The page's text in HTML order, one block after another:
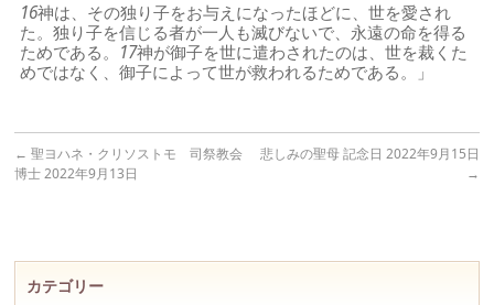
16神は、その独り子をお与えになったほどに、世を愛され
た。独り子を信じる者が一人も滅びないで、永遠の命を得る
ためである。 17神が御子を世に遣わされたのは、世を裁くた
めではなく、御子によって世が救われるためである。」
← 聖ヨハネ・クリソストモ 司祭教会
博士 2022年9月13日
悲しみの聖母 記念日 2022年9月15日
→
カテゴリー